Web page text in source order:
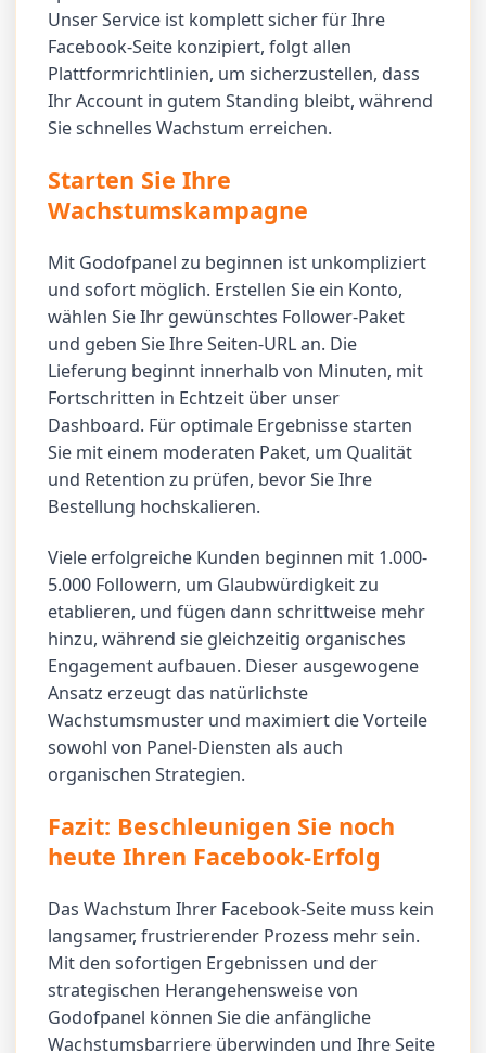
Unser Service ist komplett sicher für Ihre
Facebook-Seite konzipiert, folgt allen
Plattformrichtlinien, um sicherzustellen, dass
Ihr Account in gutem Standing bleibt, während
Sie schnelles Wachstum erreichen.
Starten Sie Ihre
Wachstumskampagne
Mit Godofpanel zu beginnen ist unkompliziert
und sofort möglich. Erstellen Sie ein Konto,
wählen Sie Ihr gewünschtes Follower-Paket
und geben Sie Ihre Seiten-URL an. Die
Lieferung beginnt innerhalb von Minuten, mit
Fortschritten in Echtzeit über unser
Dashboard. Für optimale Ergebnisse starten
Sie mit einem moderaten Paket, um Qualität
und Retention zu prüfen, bevor Sie Ihre
Bestellung hochskalieren.
Viele erfolgreiche Kunden beginnen mit 1.000-
5.000 Followern, um Glaubwürdigkeit zu
etablieren, und fügen dann schrittweise mehr
hinzu, während sie gleichzeitig organisches
Engagement aufbauen. Dieser ausgewogene
Ansatz erzeugt das natürlichste
Wachstumsmuster und maximiert die Vorteile
sowohl von Panel-Diensten als auch
organischen Strategien.
Fazit: Beschleunigen Sie noch
heute Ihren Facebook-Erfolg
Das Wachstum Ihrer Facebook-Seite muss kein
langsamer, frustrierender Prozess mehr sein.
Mit den sofortigen Ergebnissen und der
strategischen Herangehensweise von
Godofpanel können Sie die anfängliche
Wachstumsbarriere überwinden und Ihre Seite